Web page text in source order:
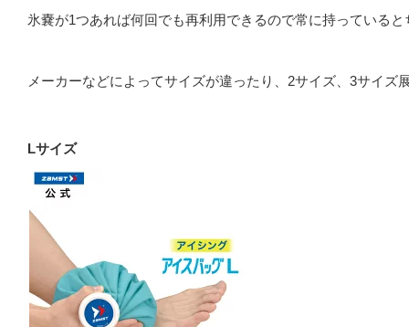
氷嚢が1つあれば何回でも再利用できるので常に持っている
メーカーなどによってサイズが違ったり、2サイズ、3サイズ
Lサイズ